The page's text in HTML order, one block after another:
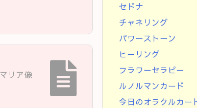
マリア像
セドナ
チャネリング
パワーストーン
ヒーリング
フラワーセラピー
ルノルマンカード
今日のオラクルカー